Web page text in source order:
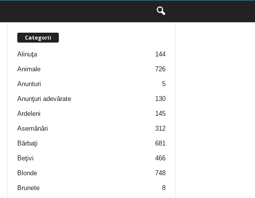
Categorii
Alinuţa
144
Animale
726
Anunturi
5
Anunţuri adevărate
130
Ardeleni
145
Asemănări
312
Bărbaţi
681
Beţivi
466
Blonde
748
Brunete
8